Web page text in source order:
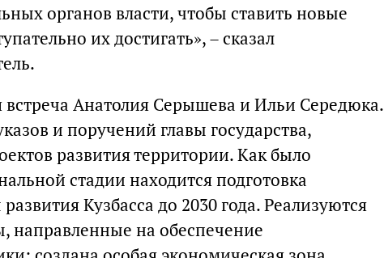
органов власти, чтобы ставить новые
их достигать», – сказал
встреча Анатолия Серышева и Ильи Середюка.
и поручений главы государства,
развития территории. Как было
стадии находится подготовка
Кузбасса до 2030 года. Реализуются
направленные на обеспечение